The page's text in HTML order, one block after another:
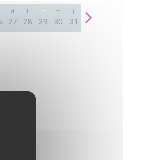
email
d
27
l
28
m
29
m
30
j
31